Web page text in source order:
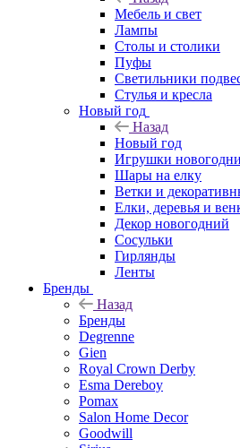
Мебель и свет
Лампы
Столы и столики
Пуфы
Светильники
Стулья и кресла
Новый год
Назад
Новый год
Игрушки
Шары на елку
Ветки и
Елки, деревья и
Декор новогодний
Сосульки
Гирлянды
Ленты
Бренды
Назад
Бренды
Degrenne
Gien
Royal Crown Derby
Esma Dereboy
Pomax
Salon Home Decor
Goodwill